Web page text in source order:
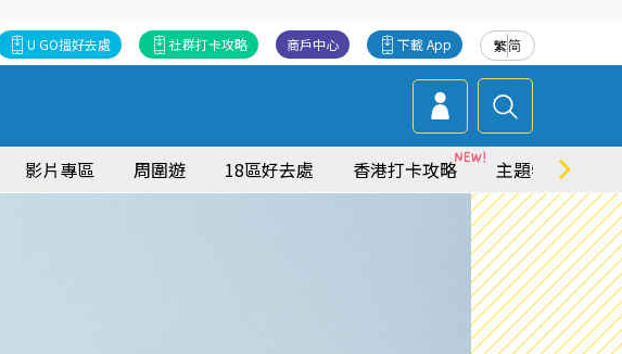
繁简
下載 App
商戶中心
社群打卡攻略
U GO搵好去處
影片專區 周圍遊 18區好去處 香港打卡攻略 主題特集